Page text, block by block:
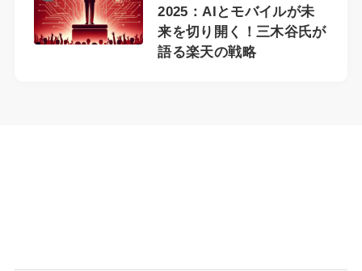
2025：AIとモバイルが未
来を切り開く！三木谷氏が
語る楽天の戦略